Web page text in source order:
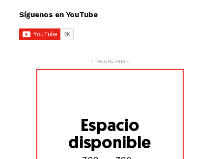
Síguenos en YouTube
- ¡ANÚNCIATE! -